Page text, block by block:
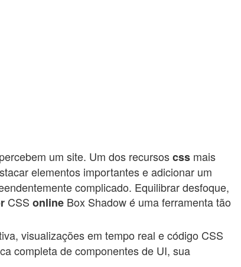
um site. Um dos recursoscss mais
elementos importantes e adicionar um
complicado. Equilibrar desfoque,
CSS online Box Shadow é uma ferramenta tão
visualizações em tempo real e código CSS
completa de componentes de UI, sua